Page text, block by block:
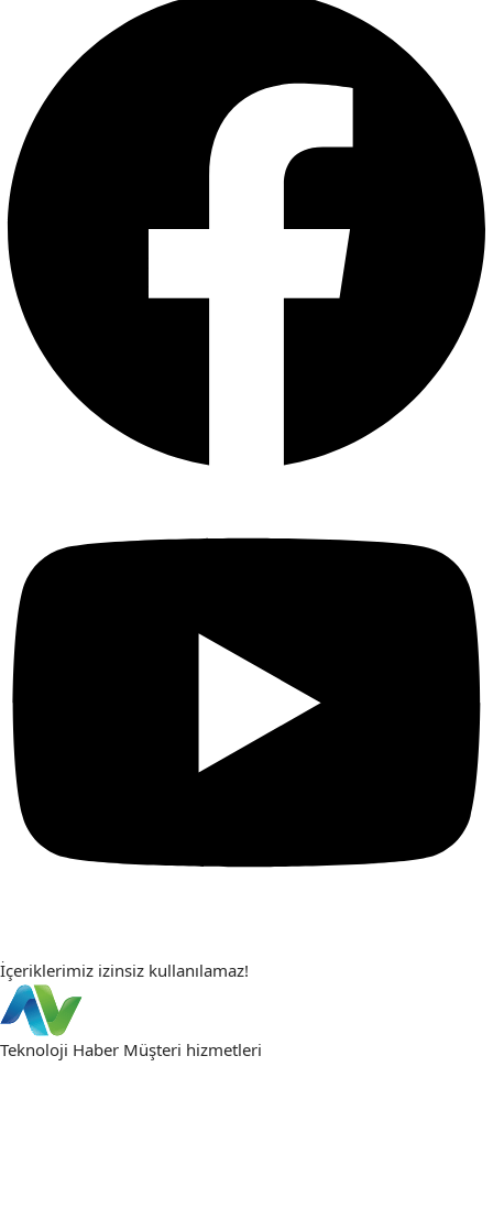
İçeriklerimiz izinsiz kullanılamaz!
Teknoloji Haber Müşteri hizmetleri